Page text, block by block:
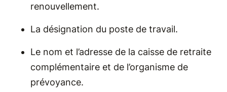
renouvellement.
La désignation du poste de travail.
Le nom et l’adresse de la caisse de retraite
complémentaire et de l’organisme de
prévoyance.